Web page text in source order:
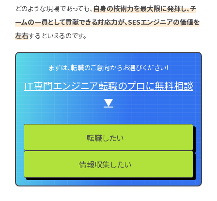
どのような現場であっても、自身の技術力を最大限に発揮し、チ
ームの一員として貢献できる対応力が、SESエンジニアの価値を
左右するといえるのです。
まずは、転職のご意向からお選びください！
IT専門エンジニア転職のプロに無料相談
▼
転職したい
情報収集したい